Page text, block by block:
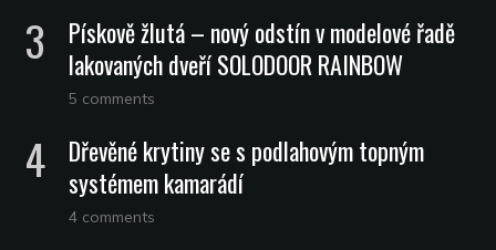
Pískově žlutá – nový odstín v modelové řadě
lakovaných dveří SOLODOOR RAINBOW
5 comments
Dřevěné krytiny se s podlahovým topným
systémem kamarádí
4 comments